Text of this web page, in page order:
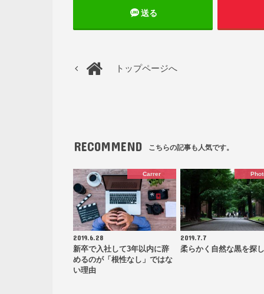
送る
トップページへ
RECOMMEND こちらの記事も人気です。
Carrer
2019.6.28
新卒で入社して3年以内に辞
めるのが「根性なし」ではな
い理由
2019.7.7
柔らかく自然な黒を探